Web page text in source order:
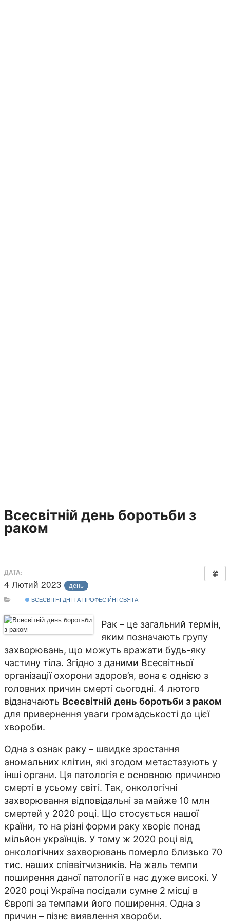
Всесвітній день боротьби з
раком
ДАТА:
4 Лютий 2023 день
ВСЕСВІТНІ ДНІ ТА ПРОФЕСІЙНІ СВЯТА
Рак – це загальний термін,
яким позначають групу
захворювань, що можуть вражати будь-яку
частину тіла. Згідно з даними Всесвітньої
організації охорони здоров’я, вона є однією з
головних причин смерті сьогодні. 4 лютого
відзначають Всесвітній день боротьби з раком
для привернення уваги громадськості до цієї
хвороби.
Одна з ознак раку – швидке зростання
аномальних клітин, які згодом метастазують у
інші органи. Ця патологія є основною причиною
смерті в усьому світі. Так, онкологічні
захворювання відповідальні за майже 10 млн
смертей у 2020 році. Що стосується нашої
країни, то на різні форми раку хворіє понад
мільйон українців. У тому ж 2020 році від
онкологічних захворювань померло близько 70
тис. наших співвітчизників. На жаль темпи
поширення даної патології в нас дуже високі. У
2020 році Україна посідали сумне 2 місці в
Європі за темпами його поширення. Одна з
причин – пізнє виявлення хвороби.